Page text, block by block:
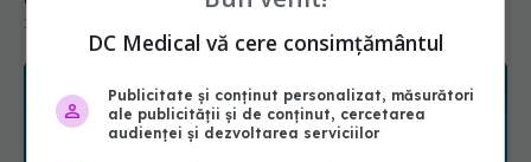
10 iul 2026, 11:44
DC Medical vă cere consimțământul
Publicitate și conținut personalizat, măsurători
ale publicității și de conținut, cercetarea
audienței și dezvoltarea serviciilor